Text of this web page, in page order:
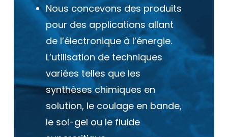
Nous concevons des produits
pour des applications allant
de l’électronique à l’énergie.
L’utilisation de techniques
variées telles que les
synthèses chimiques en
solution, le coulage en bande,
le sol-gel ou le fluide